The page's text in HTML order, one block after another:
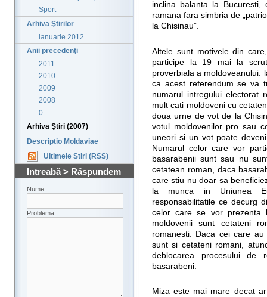
Sport
Arhiva Ştirilor
ianuarie 2012
Anii precedenţi
2011
2010
2009
2008
0
Arhiva Ştiri (2007)
Descriptio Moldaviae
Ultimele Stiri (RSS)
Intreabă > Răspundem
Nume:
Problema:
inclina balanta la
ramana fara simbria de
la Chisinau”.
Altele sunt motivele din
participe la 19 mai la
proverbiala a moldoveanului:
ca acest referendum se va
numarul intregului electorat
mult cati moldoveni cu
doua urne de vot de la
votul moldovenilor pro sau
uneori si un vot poate
Numarul celor care vor
basarabenii sunt sau nu
cetatean roman, daca
care stiu nu doar sa
la munca in Uniunea
responsabilitatile ce decurg
celor care se vor prezenta
moldovenii sunt cetateni
romanesti. Daca cei care
sunt si cetateni romani,
deblocarea procesului de
basarabeni.
Miza este mai mare decat